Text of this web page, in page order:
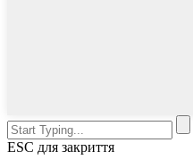
ESC для закриття